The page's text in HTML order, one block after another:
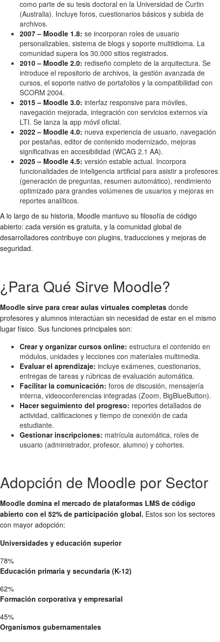
como parte de su tesis doctoral en la Universidad de Curtin
(Australia). Incluye foros, cuestionarios básicos y subida de
archivos.
2007 – Moodle 1.8: se incorporan roles de usuario
personalizables, sistema de blogs y soporte multiidioma. La
comunidad supera los 30.000 sitios registrados.
2010 – Moodle 2.0: rediseño completo de la arquitectura. Se
introduce el repositorio de archivos, la gestión avanzada de
cursos, el soporte nativo de portafolios y la compatibilidad con
SCORM 2004.
2015 – Moodle 3.0: interfaz responsive para móviles,
navegación mejorada, integración con servicios externos vía
LTI. Se lanza la app móvil oficial.
2022 – Moodle 4.0: nueva experiencia de usuario, navegación
por pestañas, editor de contenido modernizado, mejoras
significativas en accesibilidad (WCAG 2.1 AA).
2025 – Moodle 4.5: versión estable actual. Incorpora
funcionalidades de inteligencia artificial para asistir a profesores
(generación de preguntas, resumen automático), rendimiento
optimizado para grandes volúmenes de usuarios y mejoras en
reportes analíticos.
A lo largo de su historia, Moodle mantuvo su filosofía de código
abierto: cada versión es gratuita, y la comunidad global de
desarrolladores contribuye con plugins, traducciones y mejoras de
seguridad.
¿Para Qué Sirve Moodle?
Moodle sirve para crear aulas virtuales completas donde
profesores y alumnos interactúan sin necesidad de estar en el mismo
lugar físico. Sus funciones principales son:
Crear y organizar cursos online: estructura el contenido en
módulos, unidades y lecciones con materiales multimedia.
Evaluar el aprendizaje: incluye exámenes, cuestionarios,
entregas de tareas y rúbricas de evaluación automática.
Facilitar la comunicación: foros de discusión, mensajería
interna, videoconferencias integradas (Zoom, BigBlueButton).
Hacer seguimiento del progreso: reportes detallados de
actividad, calificaciones y tiempo de conexión de cada
estudiante.
Gestionar inscripciones: matrícula automática, roles de
usuario (administrador, profesor, alumno) y cohortes.
Adopción de Moodle por Sector
Moodle domina el mercado de plataformas LMS de código
abierto con el 52% de participación global. Estos son los sectores
con mayor adopción:
Universidades y educación superior
78%
Educación primaria y secundaria (K-12)
62%
Formación corporativa y empresarial
45%
Organismos gubernamentales